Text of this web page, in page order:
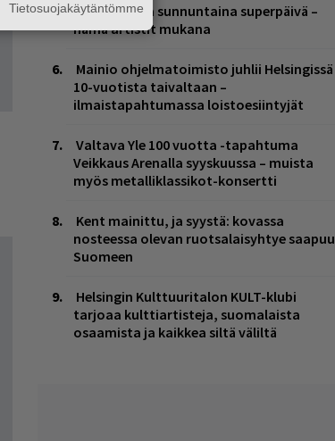
Tampereella sunnuntaina superpäivä –
nämä artistit mukana
Mainio ohjelmatoimisto juhlii Helsingissä
10-vuotista taivaltaan –
ilmaistapahtumassa loistoesiintyjät
Valtava Yle 100 vuotta -tapahtuma
Veikkaus Arenalla syyskuussa – muista
myös metalliklassikot-konsertti
Kent mainittu, ja syystä: kovassa
nosteessa olevan ruotsalaisyhtye saapuu
Suomeen
Helsingin Kulttuuritalon KULT-klubi
tarjoaa kulttiartisteja, suomalaista
osaamista ja kaikkea siltä väliltä
Tietosuojakäytäntömme